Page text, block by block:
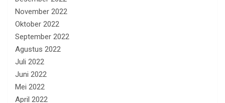
November 2022
Oktober 2022
September 2022
Agustus 2022
Juli 2022
Juni 2022
Mei 2022
April 2022